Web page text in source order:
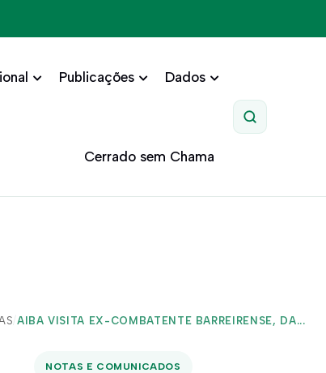
Publicações Dados
Cerrado sem Chama
Pesquisar
/AIBA VISITA EX-COMBATENTE BARREIRENSE, DA...
NOTAS E COMUNICADOS